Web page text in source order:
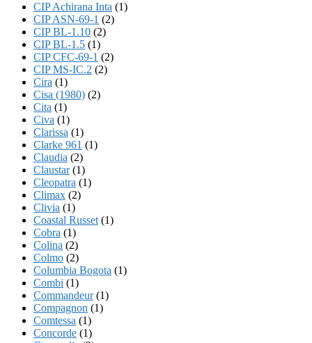
CIP Achirana Inta (1)
CIP ASN-69-1 (2)
CIP BL-1.10 (2)
CIP BL-1.5 (1)
CIP CFC-69-1 (2)
CIP MS-IC.2 (2)
Cira (1)
Cisa (1980) (2)
Cita (1)
Civa (1)
Clarissa (1)
Clarke 961 (1)
Claudia (2)
Claustar(1)
Cleopatra (1)
Climax (2)
Clivia (1)
Coastal Russet (1)
Cobra (1)
Colina (2)
Colmo (2)
Columbia Bogota (1)
Combi (1)
Commandeur(1)
Compagnon (1)
Comtessa (1)
Concorde (1)